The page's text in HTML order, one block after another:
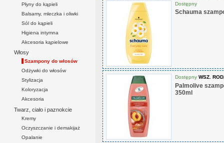
Płyny do kąpieli
Balsamy, mleczka i oliwki
Sól do kąpieli
Higiena intymna
Akcesoria kąpielowe
Włosy
Szampony do włosów
Odżywki do włosów
Stylizacja
Koloryzacja
Akcesoria
Twarz, ciało i paznokcie
Kremy
Oczyszczanie i demakijaż
Opalanie
Dostępny
Schauma
Dostępny WSZ.
Palmolive
350ml